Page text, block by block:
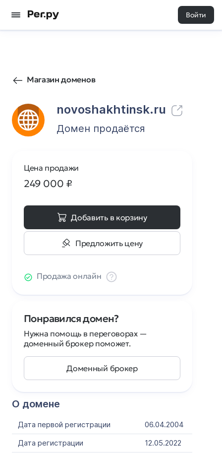
Войти
Магазин доменов
novoshakhtinsk.ru
292 0
Домен продаётся
О домене
Дата первой регистрации
06.04.2004
Дата регистрации
12.05.2022
Цена продажи
249 000 ₽
Добавить в корзину
Предложить цену
Продажа онлайн
Понравился домен?
Нужна помощь в переговорах —
доменный брокер поможет.
Доменный брокер